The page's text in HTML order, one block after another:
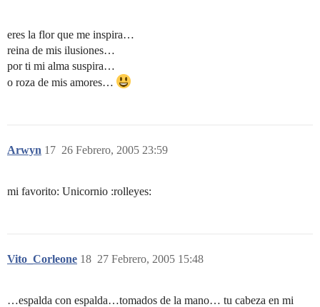
eres la flor que me inspira…
reina de mis ilusiones…
por ti mi alma suspira…
o roza de mis amores…
Arwyn 26 Febrero, 2005 23:59
17
mi favorito: Unicornio :rolleyes:
Vito_Corleone 27 Febrero, 2005 15:48
18
…espalda con espalda…tomados de la mano… tu cabeza en mi